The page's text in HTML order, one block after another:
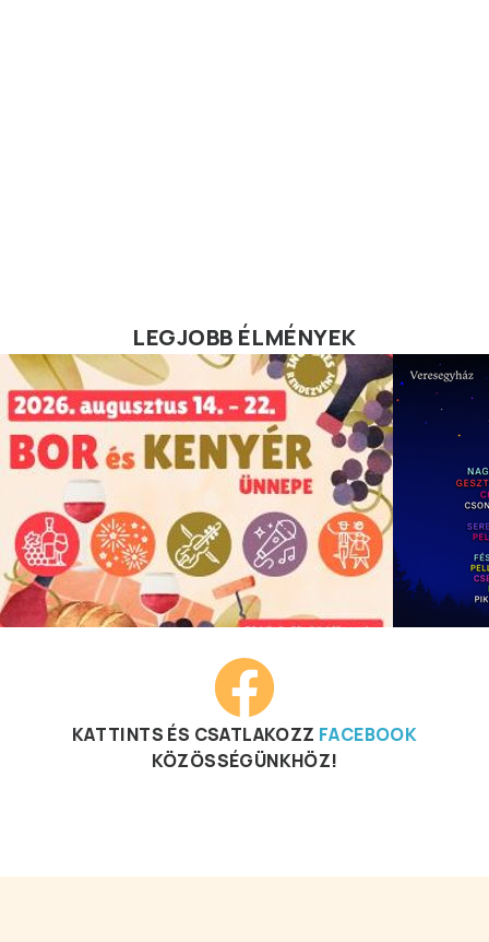
LEGJOBB ÉLMÉNYEK
KATTINTS ÉS CSATLAKOZZ FACEBOOK
KÖZÖSSÉGÜNKHÖZ!